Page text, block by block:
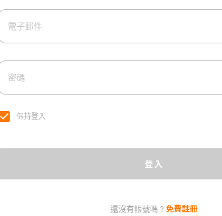
保持登入
登入
還沒有帳號嗎 ? 免費註冊